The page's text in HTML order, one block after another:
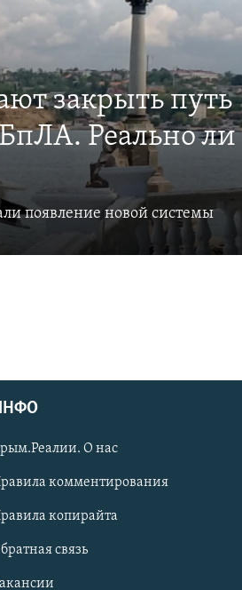
закрыть путь
Реально ли
появление новой системы
О нас
комментирования
копирайта
связь